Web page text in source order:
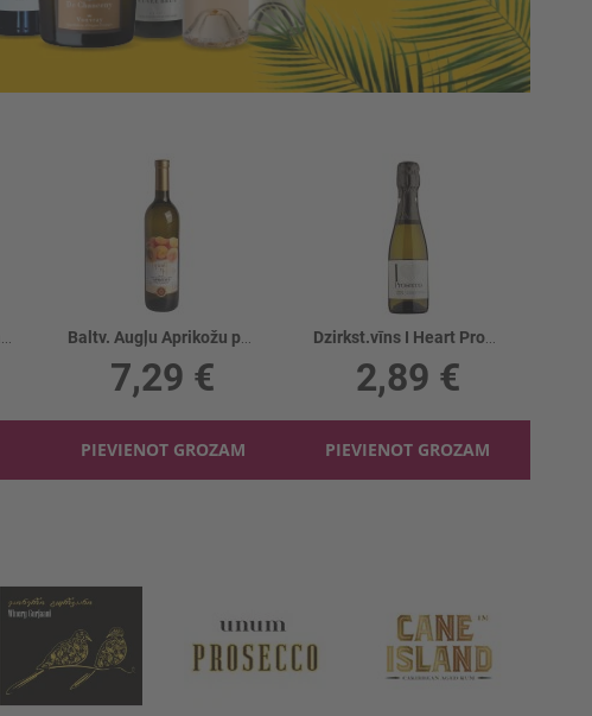
Šampanietis Moet&Chandon Nectar Champagne 12% Baltv. Augļu Aprikožu pussalds 12.5%
7,29 €
PIEVIENOT GROZAM
Dzirkst.vīns I Heart Prosecco Extra Dry 10.5%
2,89 €
PIEVIENOT GROZAM